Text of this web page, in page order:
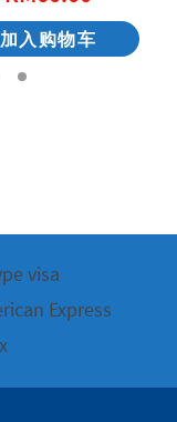
加入购物车